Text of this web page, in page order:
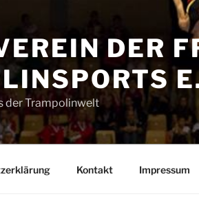
DER
der Trampolinwelt
Kontakt Impressum